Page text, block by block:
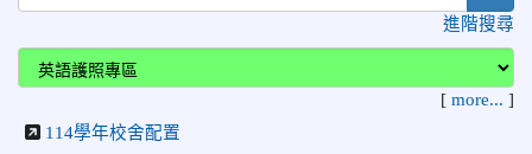
2025-11-10
榮譽
本校參加2025總統盃AI素養爭霸賽縣賽
成績優異
進階搜尋
[ more... ]
114學年校舍配置